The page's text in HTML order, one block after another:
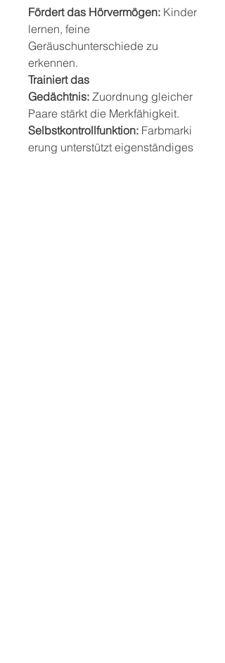
Fördert das Hörvermögen: Kinder
lernen, feine
Geräuschunterschiede zu
erkennen.
Trainiert das
Gedächtnis: Zuordnung gleicher
Paare stärkt die Merkfähigkeit.
Selbstkontrollfunktion: Farbmarki
erung unterstützt eigenständiges